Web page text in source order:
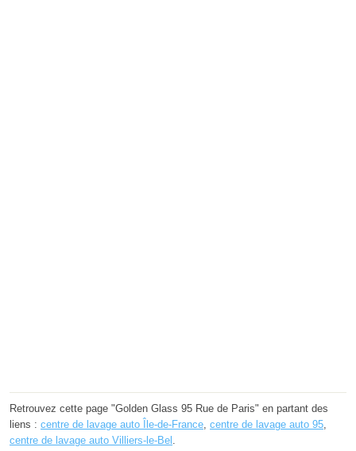
Retrouvez cette page "Golden Glass 95 Rue de Paris" en partant des
liens : centre de lavage auto Île-de-France centre de lavage auto 95
centre de lavage auto Villiers-le-Bel